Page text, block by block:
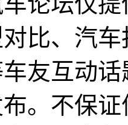
比、汽
友互动
。不保